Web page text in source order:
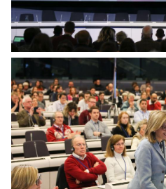
food waste panel voting